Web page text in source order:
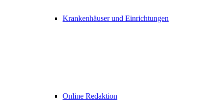
Krankenhäuser und Einrichtungen
Online Redaktion